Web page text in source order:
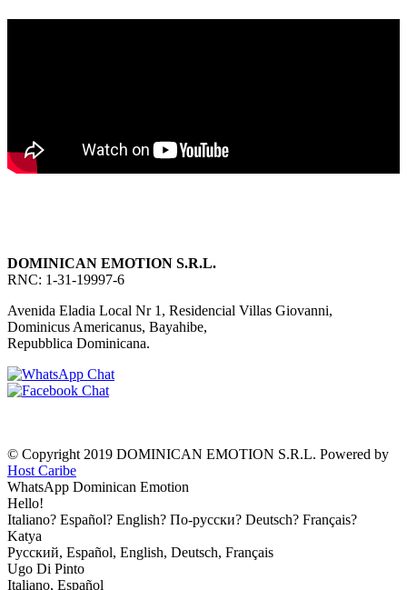
DOMINICAN EMOTION S.R.L.
RNC: 1-31-19997-6
Avenida Eladia Local Nr 1, Residencial Villas Giovanni,
Dominicus Americanus, Bayahibe,
Repubblica Dominicana.
© Copyright 2019 DOMINICAN EMOTION S.R.L. Powered by
Host Caribe
WhatsApp Dominican Emotion
Hello!
Italiano? Español? English? По-русски? Deutsch? Français?
Katya
Русский, Español, English, Deutsch, Français
Ugo Di Pinto
Italiano, Español